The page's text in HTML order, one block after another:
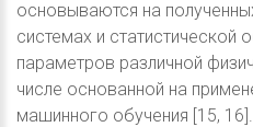
основываются на
системах и статистической
параметров различной
числе основанной на
машинного обучения [15, 16].